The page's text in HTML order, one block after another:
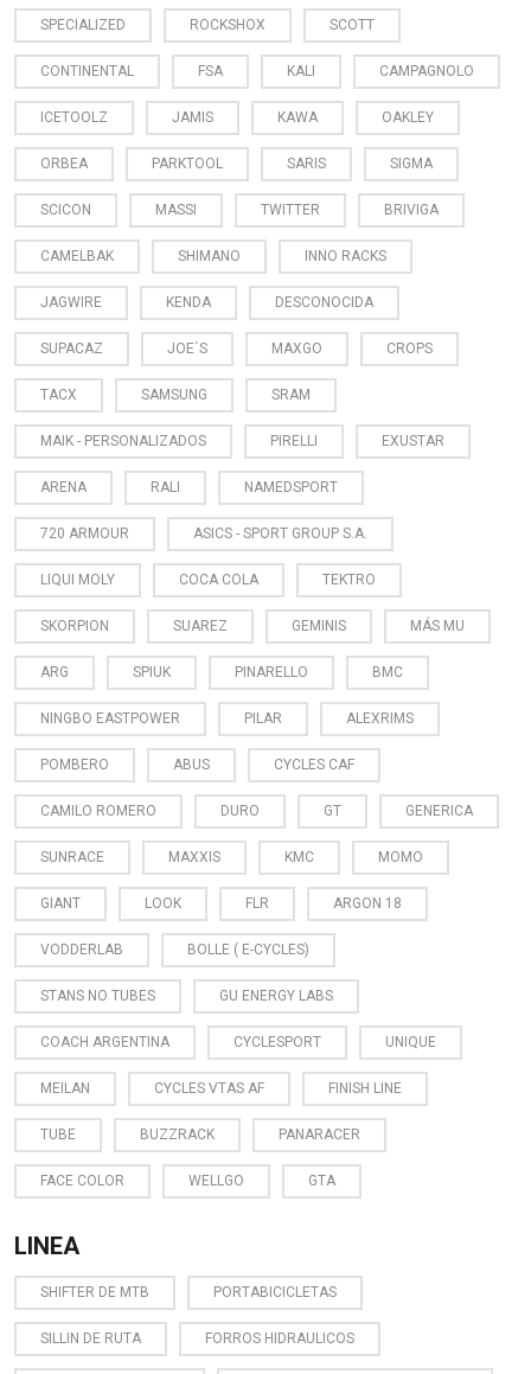
SPECIALIZED ROCKSHOX SCOTT
CONTINENTAL FSA KALI CAMPAGNOLO
ICETOOLZ JAMIS KAWA OAKLEY
ORBEA PARKTOOL SARIS SIGMA
SCICON MASSI TWITTER BRIVIGA
CAMELBAK SHIMANO INNO RACKS
JAGWIRE KENDA DESCONOCIDA
SUPACAZ JOE´S MAXGO CROPS
TACX SAMSUNG SRAM
MAIK - PERSONALIZADOS PIRELLI EXUSTAR
ARENA RALI NAMEDSPORT
720 ARMOUR ASICS - SPORT GROUP S.A.
LIQUI MOLY COCA COLA TEKTRO
SKORPION SUAREZ GEMINIS MÁS MU
ARG SPIUK PINARELLO BMC
NINGBO EASTPOWER PILAR ALEXRIMS
POMBERO ABUS CYCLES CAF
CAMILO ROMERO DURO GT GENERICA
SUNRACE MAXXIS KMC MOMO
GIANT LOOK FLR ARGON 18
VODDERLAB BOLLE ( E-CYCLES)
STANS NO TUBES GU ENERGY LABS
COACH ARGENTINA CYCLESPORT UNIQUE
MEILAN CYCLES VTAS AF FINISH LINE
TUBE BUZZRACK PANARACER
FACE COLOR WELLGO GTA
LINEA
SHIFTER DE MTB PORTABICICLETAS
SILLIN DE RUTA FORROS HIDRAULICOS